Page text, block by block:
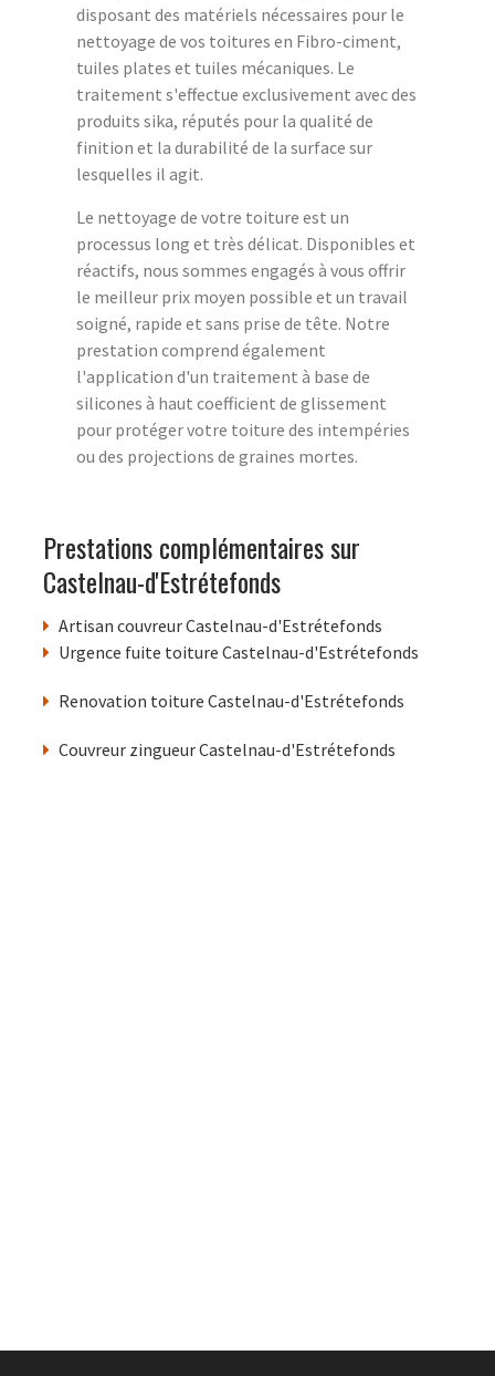
disposant des matériels nécessaires pour le
nettoyage de vos toitures en Fibro-ciment,
tuiles plates et tuiles mécaniques. Le
traitement s'effectue exclusivement avec des
produits sika, réputés pour la qualité de
finition et la durabilité de la surface sur
lesquelles il agit.
Le nettoyage de votre toiture est un
processus long et très délicat. Disponibles et
réactifs, nous sommes engagés à vous offrir
le meilleur prix moyen possible et un travail
soigné, rapide et sans prise de tête. Notre
prestation comprend également
l'application d'un traitement à base de
silicones à haut coefficient de glissement
pour protéger votre toiture des intempéries
ou des projections de graines mortes.
Prestations complémentaires sur
Castelnau-d'Estrétefonds
Artisan couvreur Castelnau-d'Estrétefonds
Urgence fuite toiture Castelnau-d'Estrétefonds
Renovation toiture Castelnau-d'Estrétefonds
Couvreur zingueur Castelnau-d'Estrétefonds